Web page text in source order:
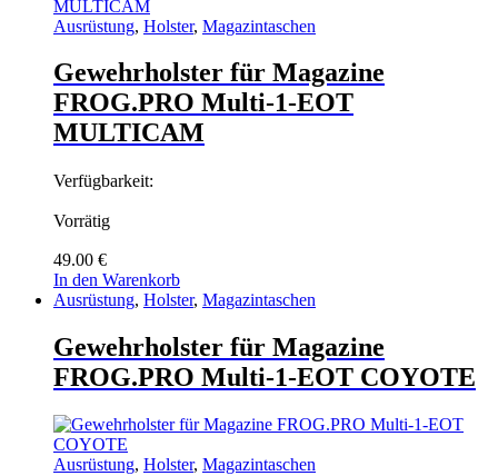
Ausrüstung, Holster, Magazintaschen
Gewehrholster für Magazine
FROG.PRO Multi-1-EOT
MULTICAM
Verfügbarkeit:
Vorrätig
49.00 €
In den Warenkorb
Ausrüstung, Holster, Magazintaschen
Gewehrholster für Magazine
FROG.PRO Multi-1-EOT COYOTE
Ausrüstung, Holster, Magazintaschen